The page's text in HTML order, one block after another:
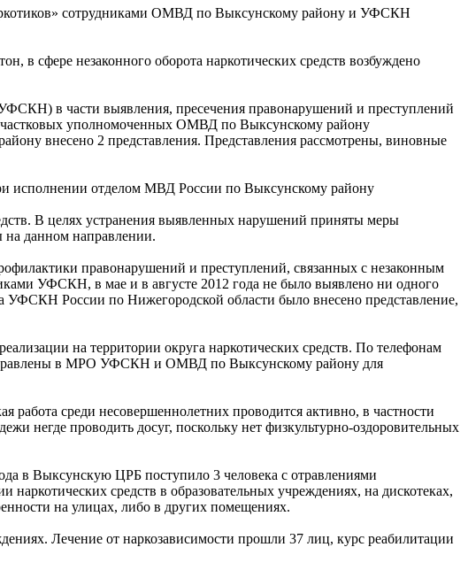
сотрудниками ОМВД по Выксунскому району и УФСКН
в сфере незаконного оборота наркотических средств возбуждено
в части выявления, пресечения правонарушений и преступлений
участковых уполномоченных ОМВД по Выксунскому району
внесено 2 представления. Представления рассмотрены, виновные
исполнении отделом МВД России по Выксунскому району
В целях устранения выявленных нарушений приняты меры
на данном направлении.
правонарушений и преступлений, связанных с незаконным
УФСКН, в мае и в августе 2012 года не было выявлено ни одного
УФСКН России по Нижегородской области было внесено представление,
на территории округа наркотических средств. По телефонам
в МРО УФСКН и ОМВД по Выксунскому району для
работа среди несовершеннолетних проводится активно, в частности
негде проводить досуг, поскольку нет физкультурно-оздоровительных
в Выксунскую ЦРБ поступило 3 человека с отравлениями
средств в образовательных учреждениях, на дискотеках,
на улицах, либо в других помещениях.
Лечение от наркозависимости прошли 37 лиц, курс реабилитации